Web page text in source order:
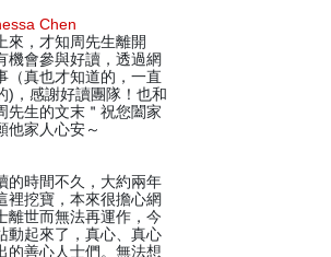
Chen
來，才知周先生離開
機會參與好讀，透過網
（真也才知道的，一直
)，感謝好讀團隊！也和
先生的文末＂祝您闔家
他家人心安～
的時間不久，大約兩年
裡挖寶，本來很擔心網
離世而無法再運作，今
動起來了，真心、真心
的善心人士們。無法想